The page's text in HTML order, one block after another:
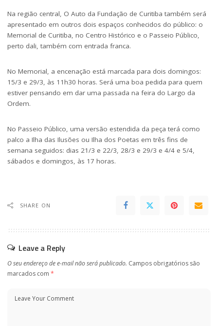
Na região central, O Auto da Fundação de Curitiba também será
apresentado em outros dois espaços conhecidos do público: o
Memorial de Curitiba, no Centro Histórico e o Passeio Público,
perto dali, também com entrada franca.
No Memorial, a encenação está marcada para dois domingos:
15/3 e 29/3, às 11h30 horas. Será uma boa pedida para quem
estiver pensando em dar uma passada na feira do Largo da
Ordem.
No Passeio Público, uma versão estendida da peça terá como
palco a Ilha das Ilusões ou Ilha dos Poetas em três fins de
semana seguidos: dias 21/3 e 22/3, 28/3 e 29/3 e 4/4 e 5/4,
sábados e domingos, às 17 horas.
SHARE ON
Leave a Reply
O seu endereço de e-mail não será publicado. Campos obrigatórios são
marcados com *